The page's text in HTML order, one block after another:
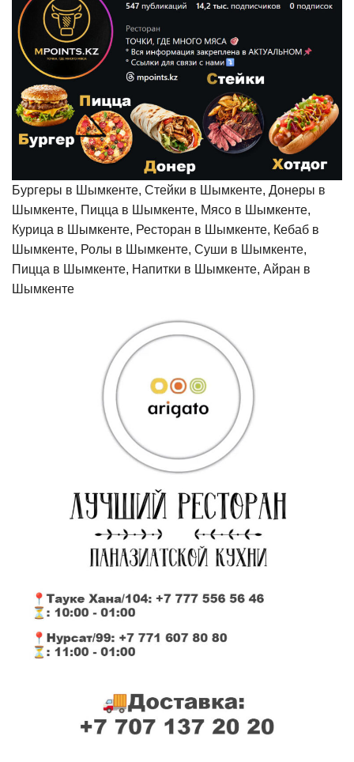
Бургеры в Шымкенте, Стейки в Шымкенте, Донеры в
Шымкенте, Пицца в Шымкенте, Мясо в Шымкенте,
Курица в Шымкенте, Ресторан в Шымкенте, Кебаб в
Шымкенте, Ролы в Шымкенте, Суши в Шымкенте,
Пицца в Шымкенте, Напитки в Шымкенте, Айран в
Шымкенте